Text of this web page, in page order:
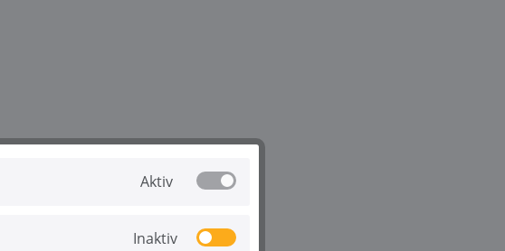
Aktiv
Inaktiv